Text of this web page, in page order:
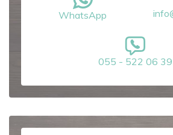
WhatsApp
055 - 522 06 39